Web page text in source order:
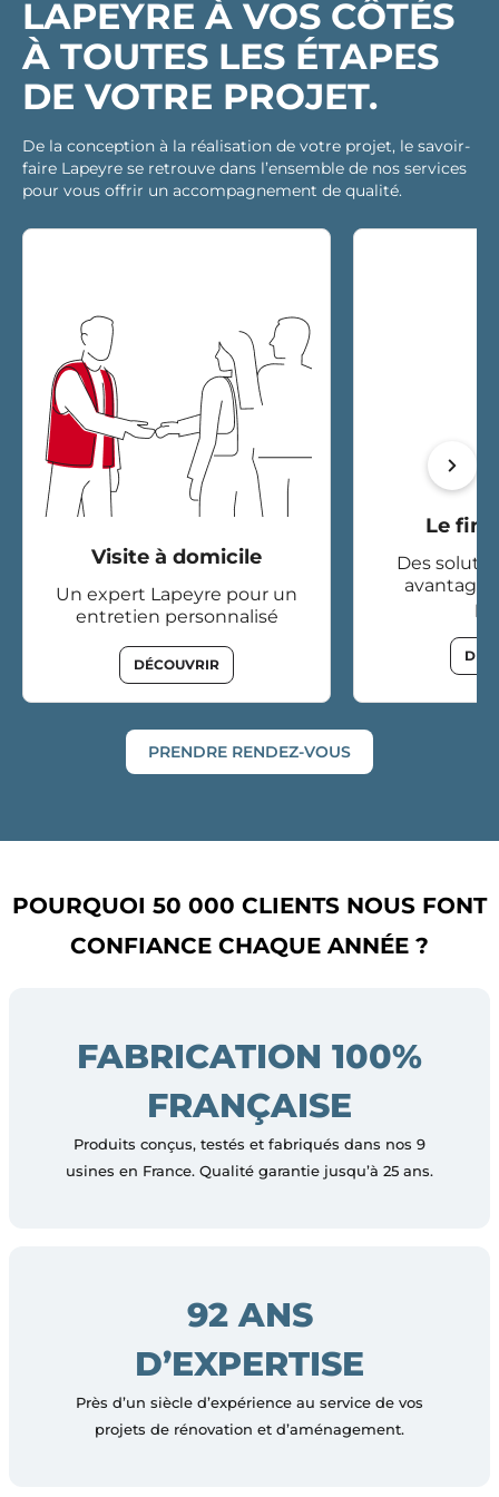
LAPEYRE À VOS CÔTÉS
À TOUTES LES ÉTAPES
DE VOTRE PROJET.
De la conception à la réalisation de votre projet, le savoir-
faire Lapeyre se retrouve dans l’ensemble de nos services
pour vous offrir un accompagnement de qualité.
Visite à domicile
Un expert Lapeyre pour un
entretien personnalisé
DÉCOUVRIR
Le
Des
PRENDRE RENDEZ-VOUS
POURQUOI 50 000 CLIENTS NOUS FONT
CONFIANCE CHAQUE ANNÉE ?
FABRICATION 100%
FRANÇAISE
Produits conçus, testés et fabriqués dans nos 9
usines en France. Qualité garantie jusqu’à 25 ans.
92 ANS
D’EXPERTISE
Près d’un siècle d’expérience au service de vos
projets de rénovation et d’aménagement.